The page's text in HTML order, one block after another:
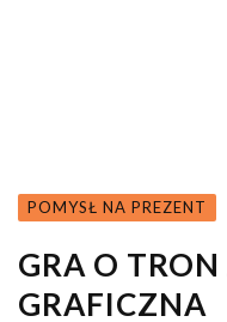
POMYSŁ NA PREZENT
GRA O
GRAFICZNA